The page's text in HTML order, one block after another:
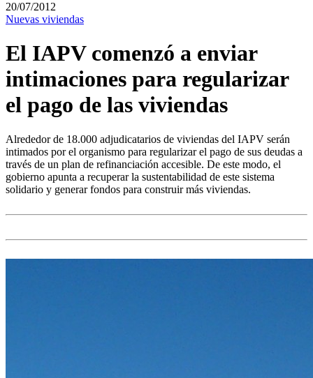
20/07/2012
Nuevas viviendas
El IAPV comenzó a enviar
intimaciones para regularizar
el pago de las viviendas
Alrededor de 18.000 adjudicatarios de viviendas del IAPV serán
intimados por el organismo para regularizar el pago de sus deudas a
través de un plan de refinanciación accesible. De este modo, el
gobierno apunta a recuperar la sustentabilidad de este sistema
solidario y generar fondos para construir más viviendas.